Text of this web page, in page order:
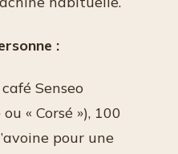
:
Senseo
« Corsé »), 100
pour une